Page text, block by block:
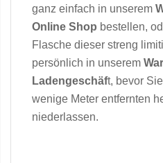
ganz einfach in unserem
Online Shop bestellen,
Flasche dieser streng
persönlich in unserem
Ladengeschäft, bevor
wenige Meter entfernten
niederlassen.